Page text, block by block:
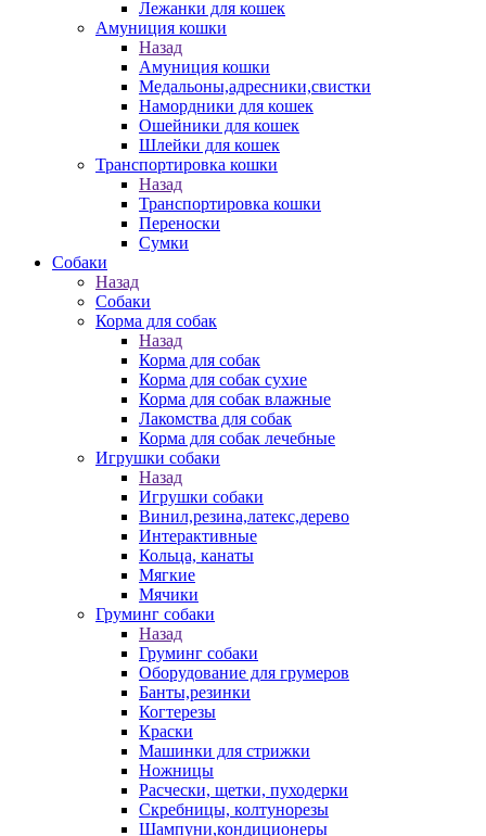
Лежанки для кошек
Амуниция кошки
Назад
Амуниция кошки
Медальоны,адресники,свистки
Намордники для кошек
Ошейники для кошек
Шлейки для кошек
Транспортировка кошки
Назад
Транспортировка кошки
Переноски
Сумки
Собаки
Назад
Собаки
Корма для собак
Назад
Корма для собак
Корма для собак сухие
Корма для собак влажные
Лакомства для собак
Корма для собак лечебные
Игрушки собаки
Назад
Игрушки собаки
Винил,резина,латекс,дерево
Интерактивные
Кольца, канаты
Мягкие
Мячики
Груминг собаки
Назад
Груминг собаки
Оборудование для грумеров
Банты,резинки
Когтерезы
Краски
Машинки для стрижки
Ножницы
Расчески, щетки, пуходерки
Скребницы, колтунорезы
Шампуни,кондиционеры